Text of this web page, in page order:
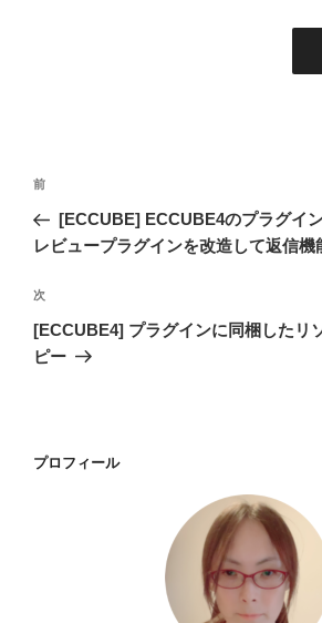
投
ナ
ゲ
ー
シ
過
去
の
稿
前
[ECCUBE] ECCUBE4のプラグイ
レビュープラグインを改造して返信機
次
の
投
次
[ECCUBE4] プラグインに同梱したリ
ピー
プロフィール